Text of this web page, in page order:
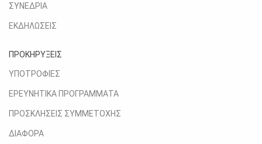
ΣΥΝΕΔΡΙΑ
ΕΚΔΗΛΩΣΕΙΣ
ΠΡΟΚΗΡΥΞΕΙΣ
ΥΠΟΤΡΟΦΙΕΣ
ΕΡΕΥΝΗΤΙΚΑ ΠΡΟΓΡΑΜΜΑΤΑ
ΠΡΟΣΚΛΗΣΕΙΣ ΣΥΜΜΕΤΟΧΗΣ
ΔΙΑΦΟΡΑ